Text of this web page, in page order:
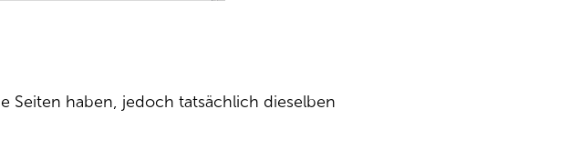
haben, jedoch tatsächlich dieselben